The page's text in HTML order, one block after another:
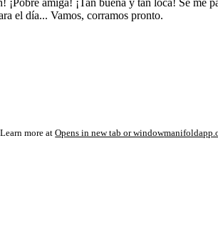
amiga! ¡Tan buena y tan loca! Se me
el día... Vamos, corramos pronto.
more at Opens in new tab or window